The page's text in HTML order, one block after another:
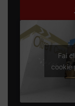
Fai
cookie